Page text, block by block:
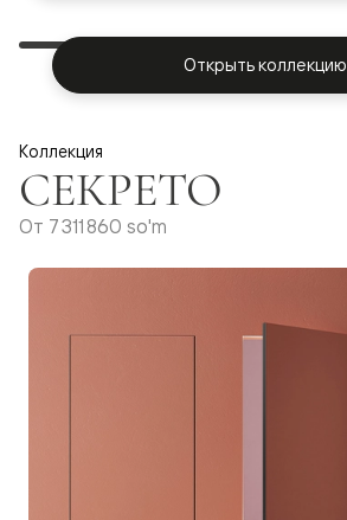
Открыть коллекцию
Коллекция
СЕКРЕТО
От 7 311 860 so'm